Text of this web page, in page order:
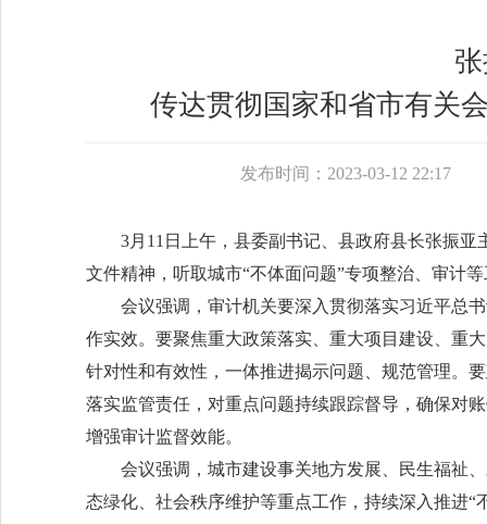
传达贯彻国家和省市有关
发布时间：2023-03-12 22:17
3月11日上午，县委副书记、县政府县长张振
文件精神，听取城市“不体面问题”专项整治、审计
会议强调，审计机关要深入贯彻落实习近平总
作实效。要聚焦重大政策落实、重大项目建设、重
针对性和有效性，一体推进揭示问题、规范管理。
落实监管责任，对重点问题持续跟踪督导，确保对
增强审计监督效能。
会议强调，城市建设事关地方发展、民生福祉
态绿化、社会秩序维护等重点工作，持续深入推进“